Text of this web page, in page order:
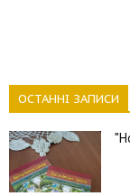
ОСТАННІ ЗАПИСИ